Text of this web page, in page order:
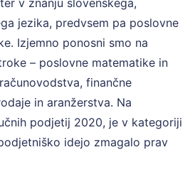
jezika, predvsem pa poslovne
Izjemno ponosni smo na
– poslovne matematike in
finančne
in aranžerstva. Na
podjetij 2020, je v kategoriji
idejo zmagalo prav